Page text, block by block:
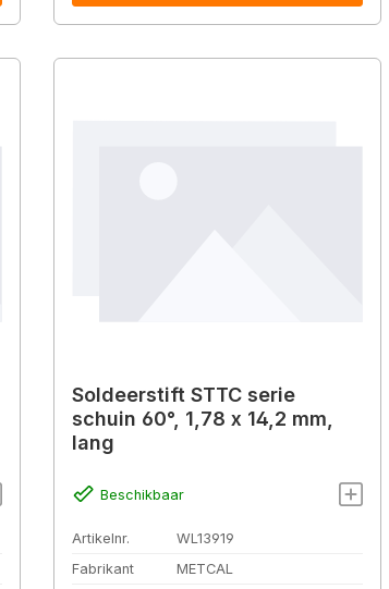
Soldeerstift STTC serie
schuin 60°, 1,78 x 14,2 mm,
lang
Beschikbaar
Artikelnr.
WL13919
Fabrikant
METCAL